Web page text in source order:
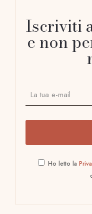
Iscriviti
e non
Ho letto la